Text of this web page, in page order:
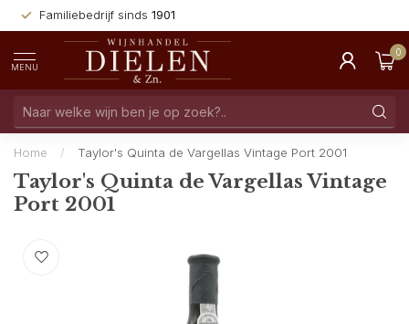
Familiebedrijf sinds 1901
MENU
0
Home / Taylor's Quinta de Vargellas Vintage Port 2001
Taylor's Quinta de Vargellas Vintage
Port 2001